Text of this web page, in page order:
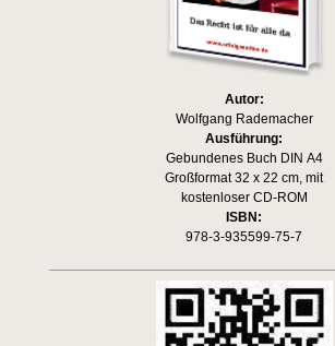
Autor:
Wolfgang Rademacher
Ausführung:
Gebundenes Buch DIN A4
Großformat 32 x 22 cm, mit
kostenloser CD-ROM
ISBN:
978-3-935599-75-7